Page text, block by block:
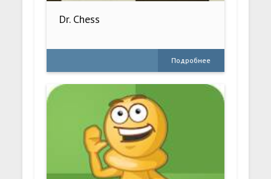
Dr. Chess
Подробнее